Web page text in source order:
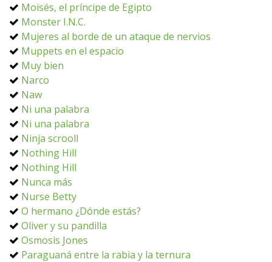
Moisés, el príncipe de Egipto
Monster I.N.C.
Mujeres al borde de un ataque de nervios
Muppets en el espacio
Muy bien
Narco
Naw
Ni una palabra
Ni una palabra
Ninja scrooll
Nothing Hill
Nothing Hill
Nunca más
Nurse Betty
O hermano ¿Dónde estás?
Oliver y su pandilla
Osmosis Jones
Paraguaná entre la rabia y la ternura